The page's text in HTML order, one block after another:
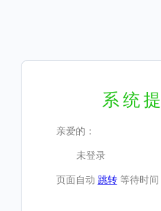
系统
亲爱的：
未登录
页面自动 跳转等待时间